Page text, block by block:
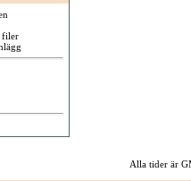
filer
Alla tider är